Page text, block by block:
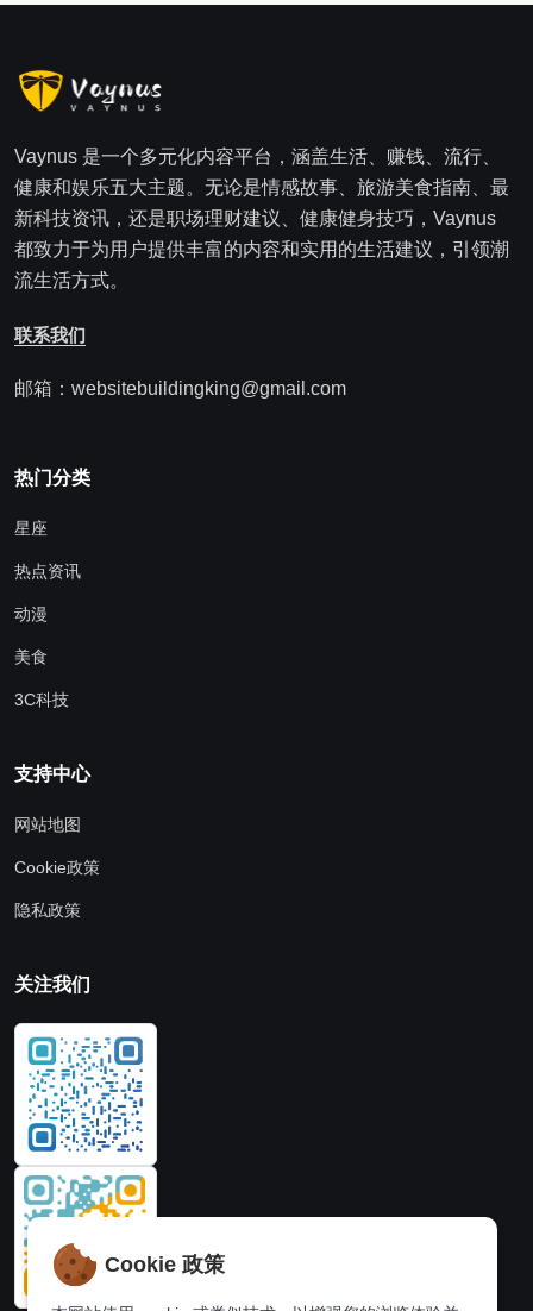
Vaynus 是一个多元化内容平台，涵盖生活、赚钱、流行、
健康和娱乐五大主题。无论是情感故事、旅游美食指南、最
新科技资讯，还是职场理财建议、健康健身技巧，Vaynus
都致力于为用户提供丰富的内容和实用的生活建议，引领潮
流生活方式。
联系我们
邮箱：websitebuildingking@gmail.com
热门分类
星座
热点资讯
动漫
美食
3C科技
支持中心
网站地图
Cookie政策
隐私政策
关注我们
Cookie 政策